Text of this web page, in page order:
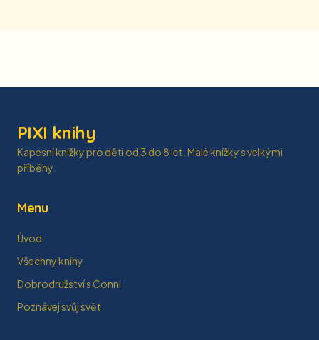
PIXI knihy
Kapesní knížky pro děti od 3 do 8 let. Malé knížky s velkými
příběhy.
Menu
Úvod
Všechny knihy
Dobrodružství s Conni
Poznávej svůj svět